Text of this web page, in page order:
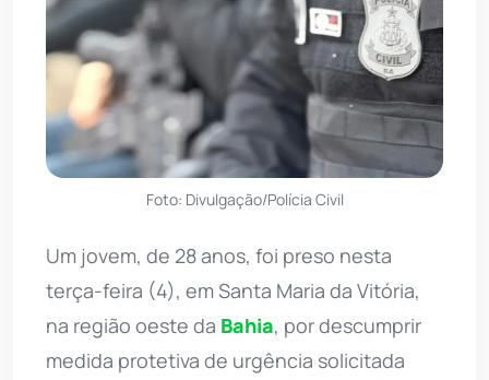
Foto: Divulgação/Polícia Civil
Um jovem, de 28 anos, foi preso nesta
terça-feira (4), em Santa Maria da Vitória,
na região oeste da Bahia, por descumprir
medida protetiva de urgência solicitada